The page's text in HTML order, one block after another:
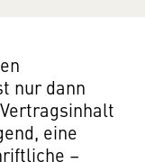
nur dann
eine
–